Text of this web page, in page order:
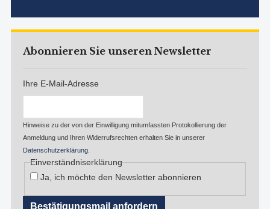
Abonnieren Sie unseren Newsletter
Ihre E-Mail-Adresse
Hinweise zu der von der Einwilligung mitumfassten Protokollierung der
Anmeldung und Ihren Widerrufsrechten erhalten Sie in unserer
Datenschutzerklärung.
Einverständniserklärung
Ja, ich möchte den Newsletter abonnieren